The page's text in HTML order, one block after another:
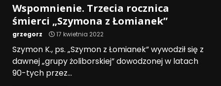
Wspomnienie. Trzecia rocznica
śmierci „Szymona z Łomianek”
grzegorz 17 kwietnia 2022
Szymon K., ps. „Szymon z Łomianek” wywodził się z
dawnej „grupy żoliborskiej” dowodzonej w latach
90-tych przez...